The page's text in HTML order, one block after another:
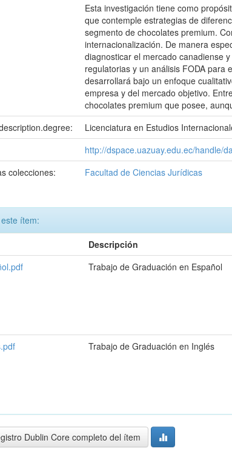
Esta investigación tiene como
que contemple estrategias de
segmento de chocolates premium.
internacionalización. De manera
diagnosticar el mercado canadiense
regulatorias y un análisis FODA para
desarrollará bajo un enfoque
empresa y del mercado objetivo.
chocolates premium que posee,
Licenciatura en Estudios
http://dspace.uazuay.edu.ec/handle/
colecciones:
Facultad de Ciencias Jurídicas
ítem:
Descripción
Trabajo de Graduación en Español
Trabajo de Graduación en Inglés
Dublin Core completo del ítem